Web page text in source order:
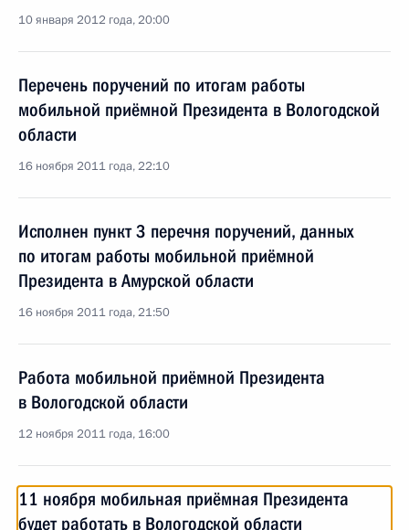
10 января 2012 года, 20:00
Перечень поручений по итогам работы
мобильной приёмной Президента в Вологодской
области
16 ноября 2011 года, 22:10
Исполнен пункт 3 перечня поручений, данных
по итогам работы мобильной приёмной
Президента в Амурской области
16 ноября 2011 года, 21:50
Работа мобильной приёмной Президента
в Вологодской области
12 ноября 2011 года, 16:00
11 ноября мобильная приёмная Президента
будет работать в Вологодской области